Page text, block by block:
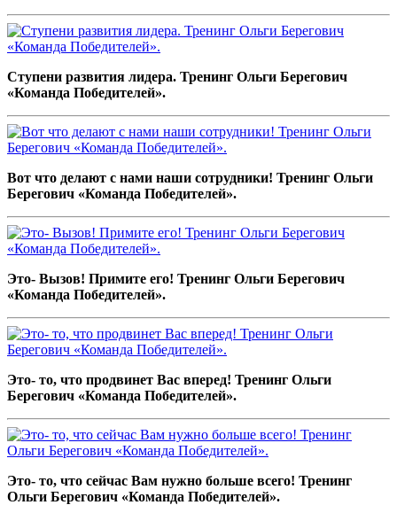
Ступени развития лидера. Тренинг Ольги Берегович
«Команда Победителей».
Вот что делают с нами наши сотрудники! Тренинг Ольги
Берегович «Команда Победителей».
Это- Вызов! Примите его! Тренинг Ольги Берегович
«Команда Победителей».
Это- то, что продвинет Вас вперед! Тренинг Ольги
Берегович «Команда Победителей».
Это- то, что сейчас Вам нужно больше всего! Тренинг
Ольги Берегович «Команда Победителей».